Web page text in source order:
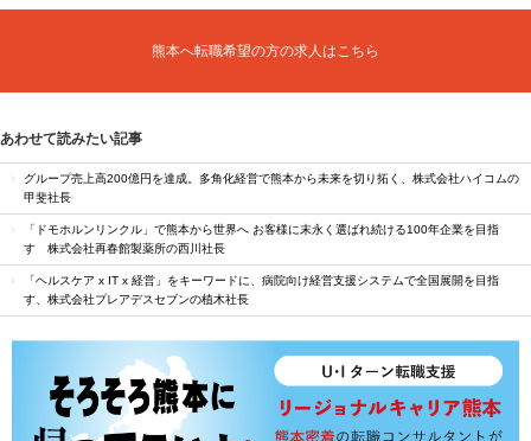
熊本へ転職希望の方の求人はこちら
あわせて読みたい記事
グループ売上高200億円を達成。多角化経営で熊本から未来を切り拓く、株式会社ハイコムの
甲斐社長
「ドモホルンリンクル」で熊本から世界へ お客様に末永く選ばれ続ける100年企業を目指
す 株式会社再春館製薬所の西川社長
「ヘルスケア x IT x 経営」をキーワードに、病院向け経営支援システムで全国展開を目指
す、株式会社プレアデスセブンの植木社長